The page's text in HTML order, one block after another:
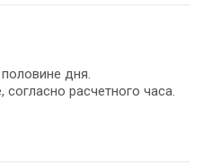
дня.
расчетного часа.